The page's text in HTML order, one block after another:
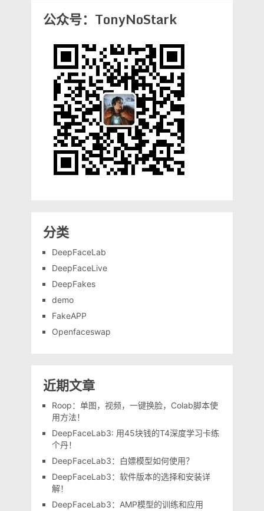
公众号：TonyNoStark
分类
DeepFaceLab
DeepFaceLive
DeepFakes
demo
FakeAPP
Openfaceswap
近期文章
Roop：单图，视频，一键换脸，Colab脚本使
用方法！
DeepFaceLab3: 用45块钱的T4深度学习卡练
个丹！
DeepFaceLab3：白嫖模型如何使用？
DeepFaceLab3：软件版本的选择和安装详
解！
DeepFaceLab3：AMP模型的训练和应用